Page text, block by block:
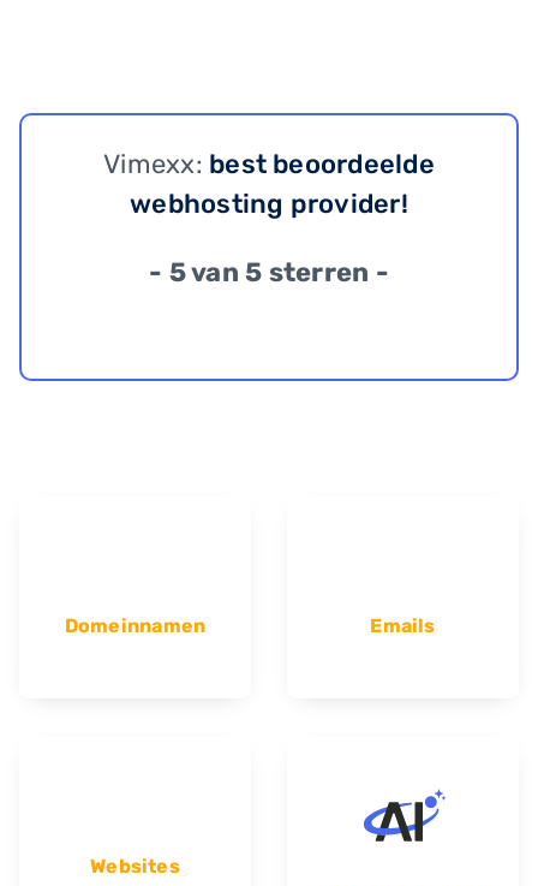
Vimexx: best beoordeelde
webhosting provider!
- 5 van 5 sterren -
Domeinnamen Emails
Websites